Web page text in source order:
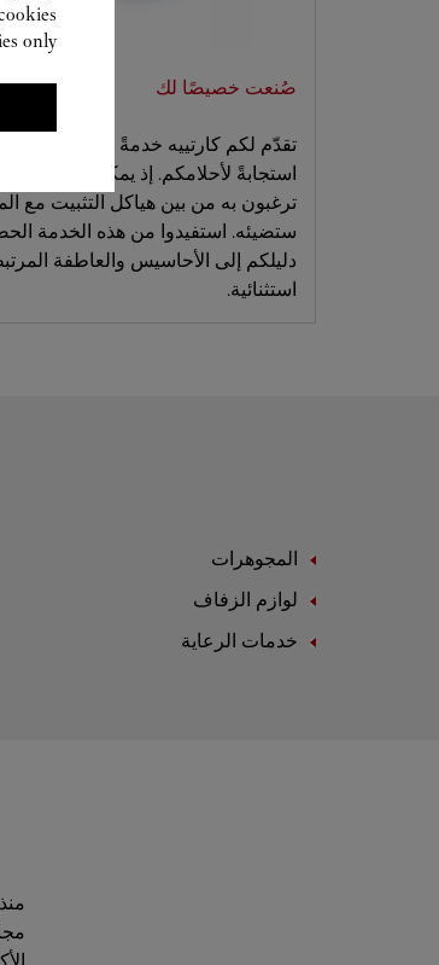
صُنعت خصيصًا لك
تقدّم لكم كارتييه خدمةً مصممةً خصيصًا
استجابةً لأحلامكم. إذ يمكنكم تحديد
ترغبون به من بين هياكل التثبيت مع
ستضيئه. استفيدوا من هذه الخدمة
دليلكم إلى الأحاسيس والعاطفة
استثنائية.
المجوهرات
لوازم الزفاف
خدمات الرعاية
only.